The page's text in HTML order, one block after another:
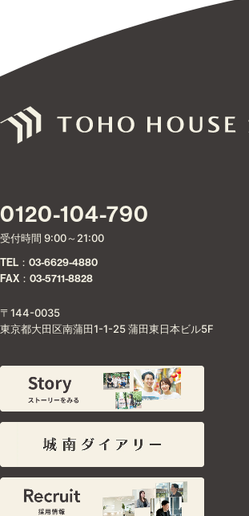
0120-104-790
受付時間 9:00～21:00
TEL：03-6629-4880
FAX：03-5711-8828
〒144-0035
東京都大田区南蒲田1-1-25 蒲田東日本ビル5F